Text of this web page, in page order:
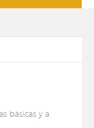
básicas y a